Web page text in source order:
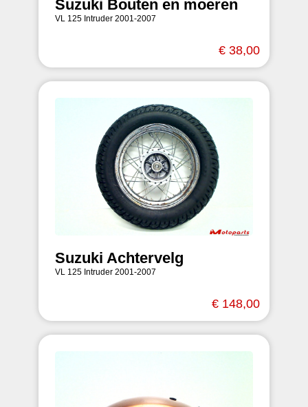
Suzuki Bouten en moeren
VL 125 Intruder 2001-2007
€ 38,00
Suzuki Achtervelg
VL 125 Intruder 2001-2007
€ 148,00